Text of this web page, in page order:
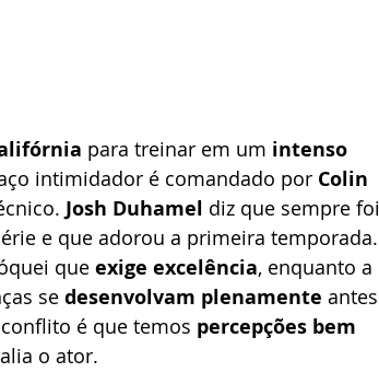
para treinar em um intenso
intimidador é comandado por Colin
Josh Duhamel diz que sempre foi
e que adorou a primeira temporada.
que exige excelência, enquanto a
se desenvolvam plenamente antes
é que temos percepções bem
o ator.